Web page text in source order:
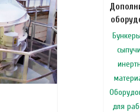
для